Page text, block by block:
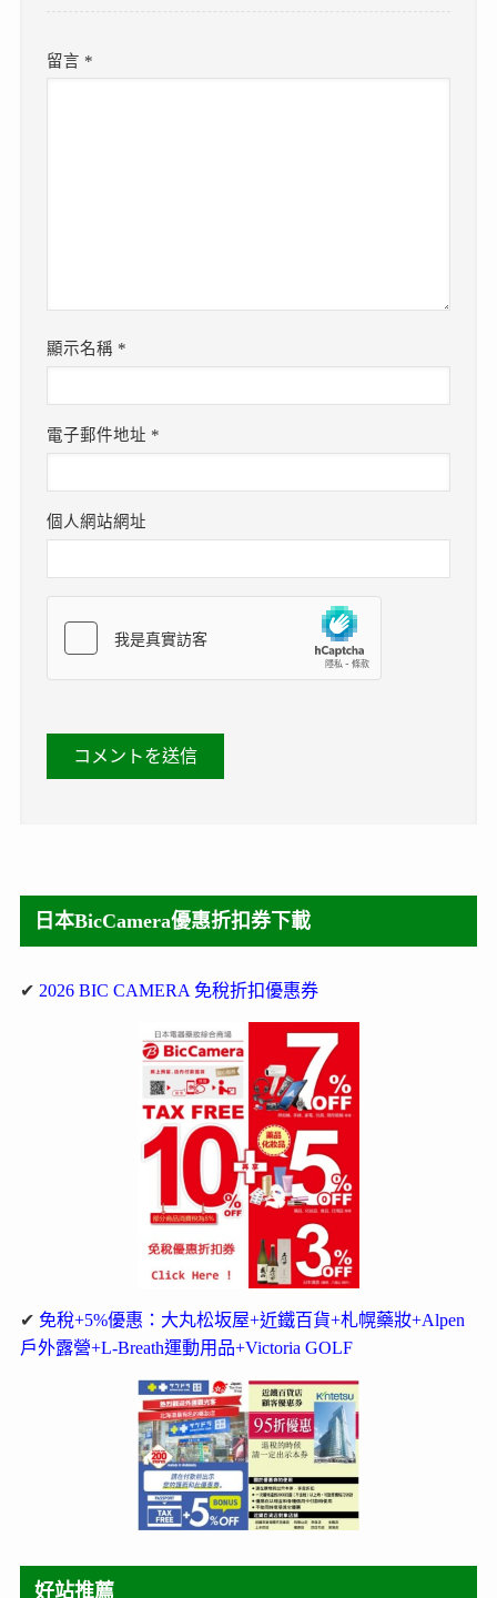
留言 *
顯示名稱 *
電子郵件地址 *
個人網站網址
日本BicCamera優惠折扣券下載
✔ 2026 BIC CAMERA 免稅折扣優惠券
✔ 免稅+5%優惠：大丸松坂屋+近鐵百貨+札幌藥妝+Alpen
戶外露營+L-Breath運動用品+Victoria GOLF
好站推薦